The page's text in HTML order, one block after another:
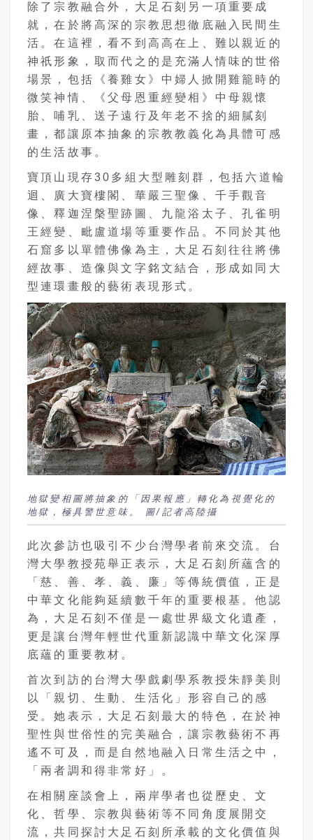
除了宗教融合外，大足石刻另一項重要成
就，在於將高深的宗教思想徹底融入民間生
活。在這裡，看不到高高在上、難以親近的
神祇形象，取而代之的是充滿人情味的世俗
場景，包括《養雞女》中婦人掀開雞籠時的
微笑神情、《父母恩重經變相》中母親懷
胎、哺乳、送子遠行及年老不捨的細膩刻
畫，都讓原本抽象的宗教教義化為具體可感
的生活故事。
寶頂山現存30多組大型雕刻群，包括六道輪
迴、廣大寶樓閣、華嚴三聖像、千手觀音
像、釋迦涅槃聖跡圖、九龍浴太子、孔雀明
王經變、毗盧道場等重要作品。不同於其他
石窟多以單體佛像為主，大足石刻往往將佛
經故事、造像與文字銘文結合，形成如同大
型連環畫般的藝術表現形式。
地獄變相圖將抽象的「因果報應」轉化為視覺化的
地獄，極具警世意味。 圖/記者高陸攝
此次參訪也吸引不少台灣學者前來交流。台
灣大學教授苑舉正表示，大足石刻所蘊含的
「慈、善、孝、義、廉」等傳統價值，正是
中華文化能夠延續數千年的重要根基。他認
為，大足石刻不僅是一處世界級文化遺產，
更是讓台灣年輕世代重新認識中華文化深厚
底蘊的重要教材。
首次到訪的台灣大學戲劇學系教授朱靜美則
以「親切、生動、生活化」形容自己的感
受。她表示，大足石刻最大的特色，在於神
聖性與世俗性的完美融合，讓宗教藝術不再
遙不可及，而是自然地融入日常生活之中，
「兩者調和得非常好」。
在相關座談會上，兩岸學者也從歷史、文
化、哲學、宗教與藝術等不同角度展開交
流，共同探討大足石刻所承載的文化價值與